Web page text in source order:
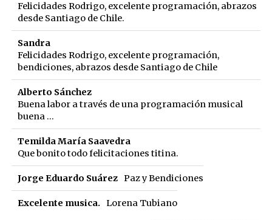
Felicidades Rodrigo, excelente programación, abrazos
desde Santiago de Chile.
Sandra
Felicidades Rodrigo, excelente programación,
bendiciones, abrazos desde Santiago de Chile
Alberto Sánchez
Buena labor a través de una programación musical
buena ...
Temilda María Saavedra
Que bonito todo felicitaciones titina.
Jorge Eduardo Suárez Paz y Bendiciones
Excelente musica. Lorena Tubiano